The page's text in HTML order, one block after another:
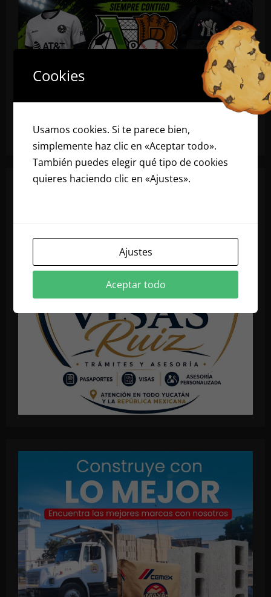
Cookies
Usamos cookies. Si te parece bien,
simplemente haz clic en «Aceptar todo».
También puedes elegir qué tipo de cookies
quieres haciendo clic en «Ajustes».
Ajustes
Aceptar todo